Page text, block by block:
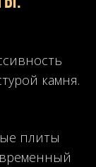
камня.
плиты